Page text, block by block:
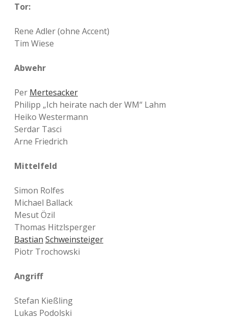
Tor:
Rene Adler (ohne Accent)
Tim Wiese
Abwehr
Per Mertesacker
Philipp „Ich heirate nach der WM“ Lahm
Heiko Westermann
Serdar Tasci
Arne Friedrich
Mittelfeld
Simon Rolfes
Michael Ballack
Mesut Özil
Thomas Hitzlsperger
Bastian Schweinsteiger
Piotr Trochowski
Angriff
Stefan Kießling
Lukas Podolski